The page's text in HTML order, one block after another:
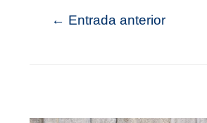
← Entrada anterior